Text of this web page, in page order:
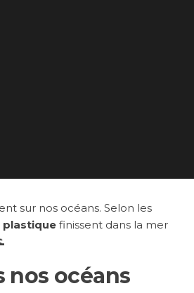
sur nos océans. Selon les
plastique finissent dans la mer
nos océans